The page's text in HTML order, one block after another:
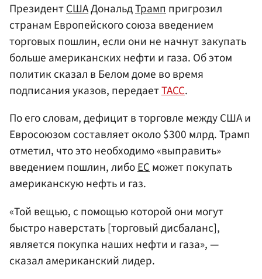
ПрезидентСШАДональдТрамппригрозил
странам Европейского союза введением
торговых пошлин, если они не начнут закупать
больше американских нефти и газа. Об этом
политик сказал в Белом доме во время
подписания указов, передаетТАСС.
По его словам, дефицит в торговле между США и
Евросоюзом составляет около $300 млрд. Трамп
отметил, что это необходимо «выправить»
введением пошлин, либоЕСможет покупать
американскую нефть и газ.
«Той вещью, с помощью которой они могут
быстро наверстать [торговый дисбаланс],
является покупка наших нефти и газа», —
сказал американский лидер.